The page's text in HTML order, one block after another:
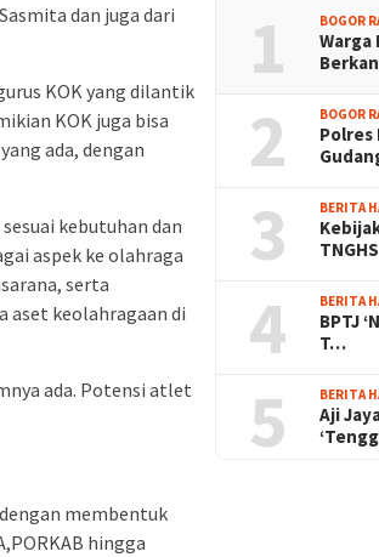
dan juga dari
KOK yang dilantik
KOK juga bisa
ada, dengan
kebutuhan dan
aspek ke olahraga
serta
aset keolahragaan di
ada. Potensi atlet
membentuk
hingga
1 BOGOR
Warga
2 BOGOR
Polres
3 BERITA
4 BERITA
BPTJ
T…
5 BERITA
Aji